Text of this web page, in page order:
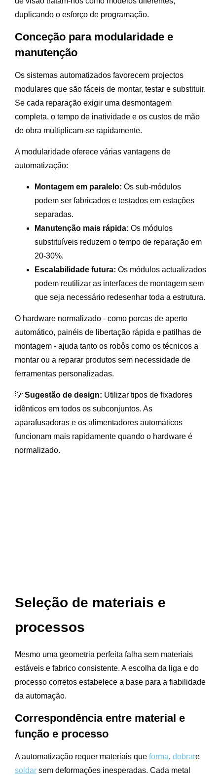
duplicando o esforço de programação.
Conceção para modularidade e
manutenção
Os sistemas automatizados favorecem projectos
modulares que são fáceis de montar, testar e substituir.
Se cada reparação exigir uma desmontagem
completa, o tempo de inatividade e os custos de mão
de obra multiplicam-se rapidamente.
A modularidade oferece várias vantagens de
automatização:
Montagem em paralelo: Os sub-módulos
podem ser fabricados e testados em estações
separadas.
Manutenção mais rápida: Os módulos
substituíveis reduzem o tempo de reparação em
20-30%.
Escalabilidade futura: Os módulos actualizados
podem reutilizar as interfaces de montagem sem
que seja necessário redesenhar toda a estrutura.
O hardware normalizado - como porcas de aperto
automático, painéis de libertação rápida e patilhas de
montagem - ajuda tanto os robôs como os técnicos a
montar ou a reparar produtos sem necessidade de
ferramentas personalizadas.
💡 Sugestão de design: Utilizar tipos de fixadores
idênticos em todos os subconjuntos. As
aparafusadoras e os alimentadores automáticos
funcionam mais rapidamente quando o hardware é
normalizado.
Seleção de materiais e
processos
Mesmo uma geometria perfeita falha sem materiais
estáveis e fabrico consistente. A escolha da liga e do
processo corretos estabelece a base para a fiabilidade
da automação.
Correspondência entre material e
função e processo
A automatização requer materiais que forma, dobrare
soldar sem deformações inesperadas. Cada metal